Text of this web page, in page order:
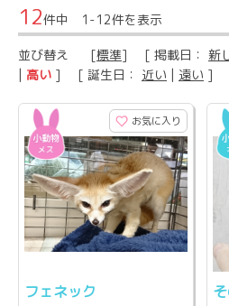
12件中 1-12件を表示
並び替え [標準] [ 掲載日： 新
| 高い ] [ 誕生日： 近い | 遠い ]
お気に入り
フェネック